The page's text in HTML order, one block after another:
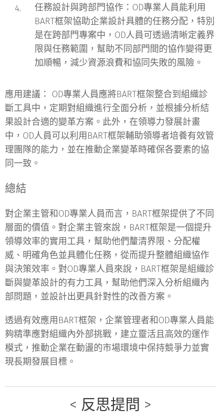
任務設計與跨部門協作 ：OD專業人員能利用
BART框架協助企業設計具體的任務分配，特別
是在跨部門專案中，OD人員可透過清晰定義界
限與任務範圍，幫助不同部門間的協作變得更
加順暢，減少資源浪費和協同失敗的風險。
應用建議： OD專業人員應將BART框架整合到組織診
斷工具中，定期對組織進行全面分析，並根據分析結
果設計合適的變革方案。此外，在領導力發展計畫
中，OD人員可以利用BART框架輔助領導者培養有效管
理團隊的能力，並在推動企業變革時確保各要素的協
同一致。
總結
對企業主管和OD專業人員而言，BART框架提供了不同
層面的價值。對企業主管來說，BART框架是一個提升
領導效率的實用工具，幫助他們釐清界限、分配權
威、明確角色並具體化任務，從而提升整體組織協作
與決策效率。對OD專業人員來說，BART框架是組織診
斷與變革設計的有力工具，幫助他們深入分析組織內
部問題，並設計出更具針對性的改善方案。
透過有效應用BART框架，企業管理者和OD專業人員能
夠精準應對組織內外部挑戰，建立靈活且高效的運作
模式，推動企業在動盪的市場環境中保持競爭力並實
現長期發展目標。
< 反思提問 >